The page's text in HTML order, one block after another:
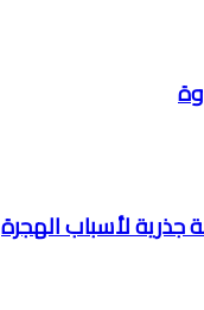
جذرية لأسباب الهجرة